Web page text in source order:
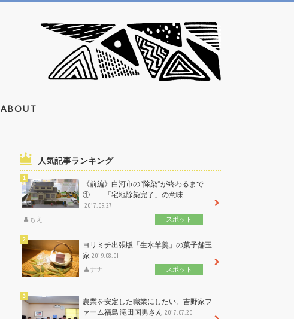
ABOUT
人気記事ランキング
《前編》白河市の“除染”が終わるまで
① －「宅地除染完了」の意味－
2017.09.27
もえ スポット
ヨリミチ出張版「生水羊羹」の菓子舗玉
家 2019.08.01
ナナ スポット
農業を安定した職業にしたい。吉野家フ
ァーム福島 滝田国男さん 2017.07.20